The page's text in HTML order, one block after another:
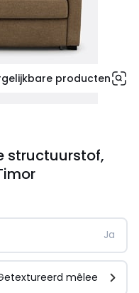
producten
structuurstof,
Ja
mêlee